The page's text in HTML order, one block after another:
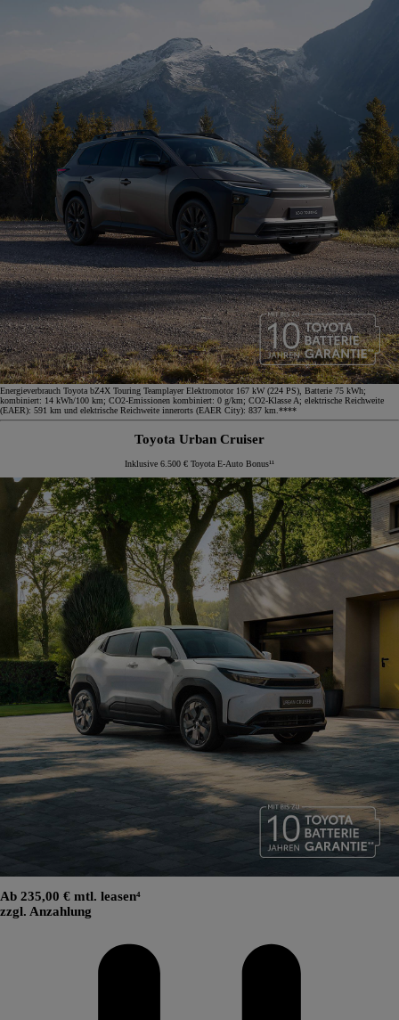
Energieverbrauch Toyota bZ4X Touring Teamplayer Elektromotor 167 kW (224 PS), Batterie 75 kWh;
kombiniert: 14 kWh/100 km; CO2-Emissionen kombiniert: 0 g/km; CO2-Klasse A; elektrische Reichweite
(EAER): 591 km und elektrische Reichweite innerorts (EAER City): 837 km.****
Toyota Urban Cruiser
Inklusive 6.500 € Toyota E-Auto Bonus¹¹
Ab 235,00 € mtl. leasen⁴
zzgl. Anzahlung